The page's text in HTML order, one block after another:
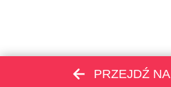
PRZEJDŹ NA